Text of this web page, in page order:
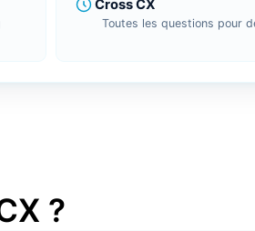
Cross CX
Toutes les questions pour
?